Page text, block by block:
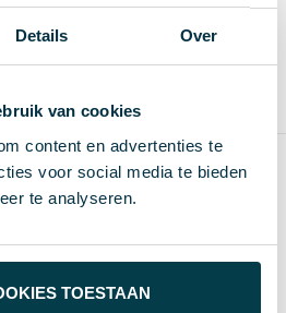
Details Over
van cookies
content en advertenties te
voor social media te bieden
te analyseren.
TOESTAAN
RVS, Bamboe
zeggen